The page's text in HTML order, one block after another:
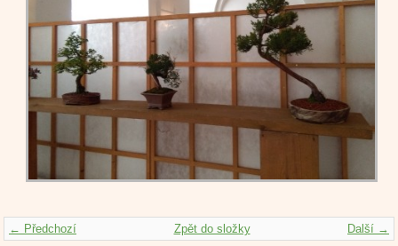
← Předchozí Další →
Zpět do složky